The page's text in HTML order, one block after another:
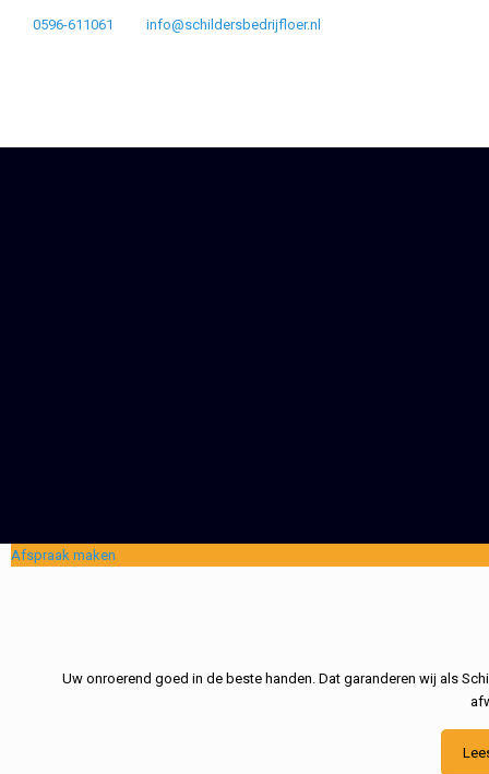
0596-611061 info@schildersbedrijfloer.nl
Afspraak maken
Uw onroerend goed in de beste handen. Dat garanderen wij als